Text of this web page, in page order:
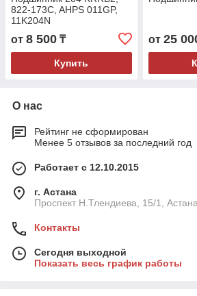
822-173C, AHPS 011GP,
11K204N
от 8 500 ₸
Купить
от 25
О нас
Рейтинг не сформирован
Менее 5 отзывов за последний год
Работает с 12.10.2015
г. Астана
Проспект Н.Тлендиева, 15/1,
Контакты
Сегодня выходной
Показать весь график работы